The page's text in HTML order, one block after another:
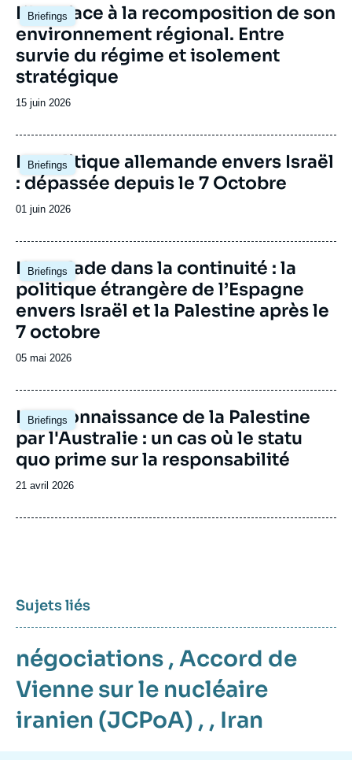
Briefings
Image
principale
L’Iran face à la recomposition de son
environnement régional. Entre
survie du régime et isolement
stratégique
Date
publication
15 juin 2026
Briefings
Image
principale
La politique allemande envers Israël
: dépassée depuis le 7 Octobre
Date
publication
01 juin 2026
Briefings
Image
principale
L'escalade dans la continuité : la
politique étrangère de l’Espagne
envers Israël et la Palestine après le
7 octobre
Date
publication
05 mai 2026
Briefings
Image
principale
La reconnaissance de la Palestine
par l'Australie : un cas où le statu
quo prime sur la responsabilité
Date
publication
21 avril 2026
Sujets liés
négociations , Accord de
Vienne sur le nucléaire
iranien (JCPoA) , , Iran